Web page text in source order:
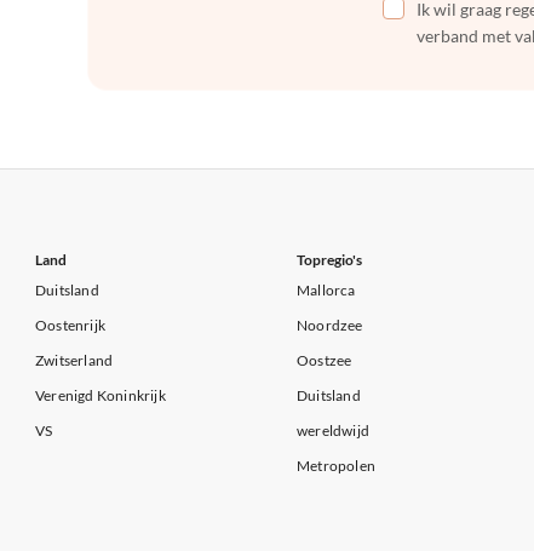
Ik wil graag
verband met
Land
Duitsland
Oostenrijk
Zwitserland
Verenigd Koninkrijk
VS
Topregio's
Mallorca
Noordzee
Oostzee
Duitsland
wereldwijd
Metropolen